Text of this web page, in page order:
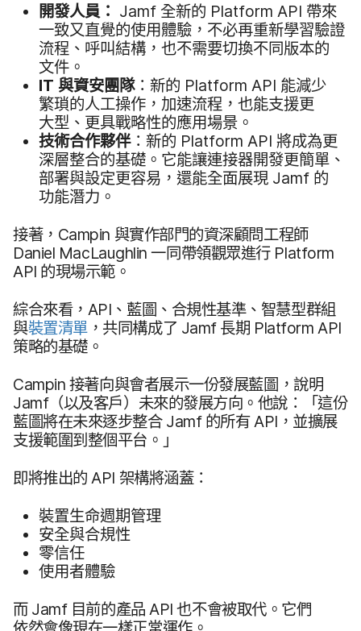
開發​人員： Jamf 全​新​的 Platform API 帶來​
一致​又​直覺​的​使用​體驗，​不必​再​重新​學​習驗證​
流程、​呼叫​結構，​也​不​需要​切換​不​同版​本​的​
文件。
IT 與​資安團隊：​新​的 Platform API 能​減少​
繁瑣​的​人工​操作，​加速​流程，​也​能​支援​更​
大型、​更​具​戰略性​的​應用​場景。
技術​合作​夥伴：​新​的 Platform API 將​成為​更​
深層​整合​的​基礎。​它​能​讓​連接器​開發​更​簡單、​
部署​與​設定​更​容易，​還​能​全面​展現 Jamf 的​
功能​潛力。
接著， Campin 與​實作​部門​的​資深​顧問​工程師
Daniel MacLaughlin一​同​帶領​觀眾​進行Platform
API 的​現場​示範。
綜合​來​看， API 、​藍圖、​合規性​基準、​智慧型​群組​
與裝置​清單，​共同​構成​了 Jamf 長​期 Platform API
策略​的​基礎。
Campin 接​著向​與會者​展示​一份​發展​藍圖，​說明
Jamf（​以及​客戶​）​未來​的​發展​方向。​他​說：​「這​份​
藍圖​將​在​未來​逐步​整合Jamf 的​所有API ，​並​擴展​
支援​範圍到​整​個​平台。​」
即將​推出​的 API 架構​將​涵蓋：
裝置​生命​週期​管理
安全​與​合規性
零信任
使用​者​體驗
而Jamf 目前​的​產品 API也​不會​被​取代。​它們​